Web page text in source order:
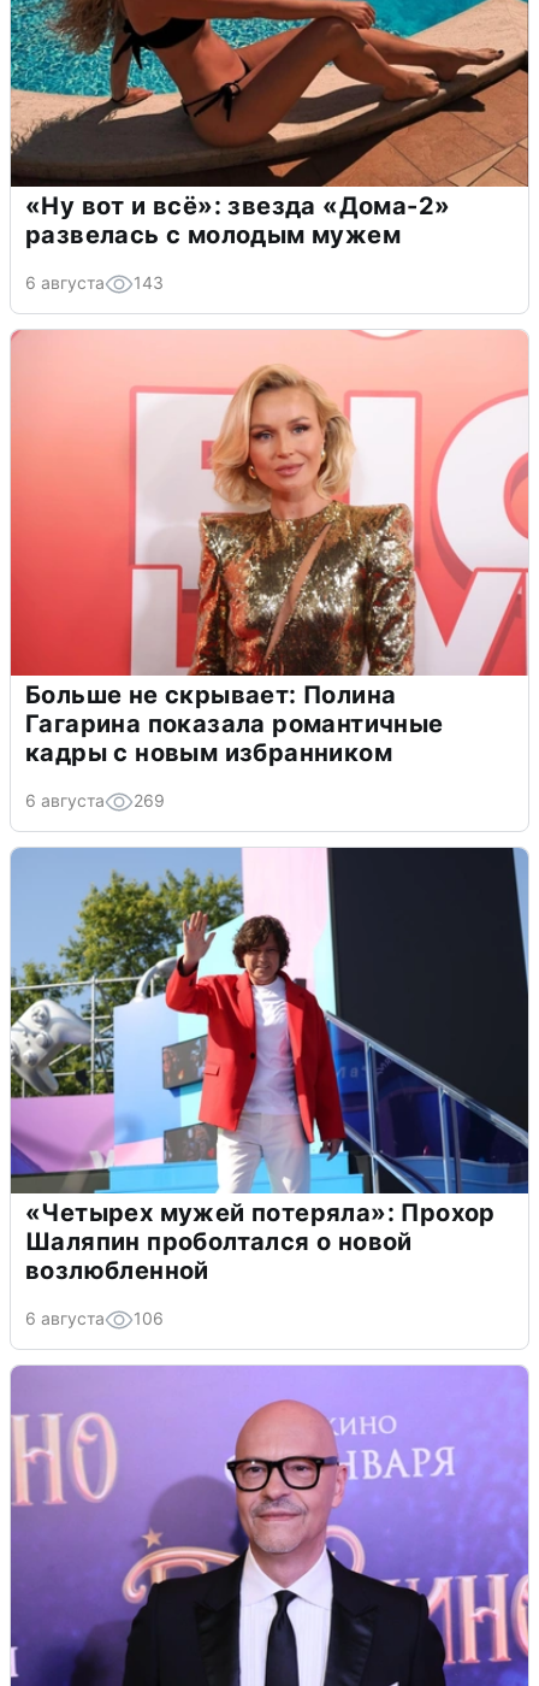
«Ну вот и всё»: звезда «Дома-2»
развелась с молодым мужем
6 августа 143
Больше не скрывает: Полина
Гагарина показала романтичные
кадры с новым избранником
6 августа 269
«Четырех мужей потеряла»: Прохор
Шаляпин проболтался о новой
возлюбленной
6 августа 106